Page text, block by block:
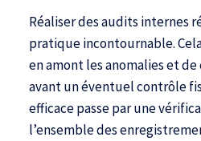
Réaliser des audits internes
pratique incontournable.
en amont les anomalies et
avant un éventuel contrôle
efficace passe par une
l’ensemble des